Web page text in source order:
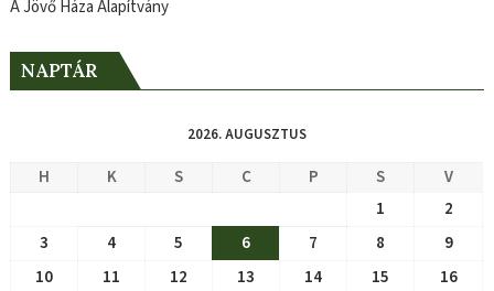
A Jövő Háza Alapítvány
NAPTÁR
2026. AUGUSZTUS
H K S C P S
V
1
2
3
4 5 6 7 8
9
10
11 12 13 14 15
16